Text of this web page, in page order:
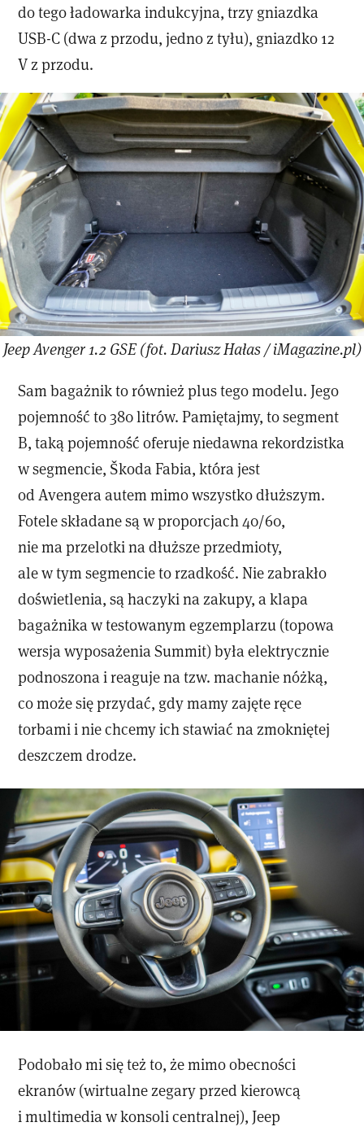
do tego ładowarka indukcyjna, trzy gniazdka
USB-C (dwa z przodu, jedno z tyłu), gniazdko 12
V z przodu.
Jeep Avenger 1.2 GSE (fot. Dariusz Hałas / iMagazine.pl)
Sam bagażnik to również plus tego modelu. Jego
pojemność to 380 litrów. Pamiętajmy, to segment
B, taką pojemność oferuje niedawna rekordzistka
w segmencie, Škoda Fabia, która jest
od Avengera autem mimo wszystko dłuższym.
Fotele składane są w proporcjach 40/60,
nie ma przelotki na dłuższe przedmioty,
ale w tym segmencie to rzadkość. Nie zabrakło
doświetlenia, są haczyki na zakupy, a klapa
bagażnika w testowanym egzemplarzu (topowa
wersja wyposażenia Summit) była elektrycznie
podnoszona i reaguje na tzw. machanie nóżką,
co może się przydać, gdy mamy zajęte ręce
torbami i nie chcemy ich stawiać na zmokniętej
deszczem drodze.
Podobało mi się też to, że mimo obecności
ekranów (wirtualne zegary przed kierowcą
i multimedia w konsoli centralnej), Jeep